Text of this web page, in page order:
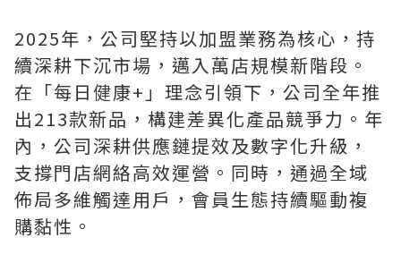
2025年，公司堅持以加盟業務為核心，持
續深耕下沉市場，邁入萬店規模新階段。
在「每日健康+」理念引領下，公司全年推
出213款新品，構建差異化產品競爭力。年
內，公司深耕供應鏈提效及數字化升級，
支撐門店網絡高效運營。同時，通過全域
佈局多維觸達用戶，會員生態持續驅動複
購黏性。